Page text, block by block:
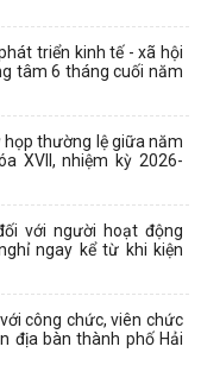
triển kinh tế - xã hội
tâm 6 tháng cuối năm
họp thường lệ giữa năm
XVII, nhiệm kỳ 2026-
với người hoạt động
ngay kể từ khi kiện
công chức, viên chức
địa bàn thành phố Hải